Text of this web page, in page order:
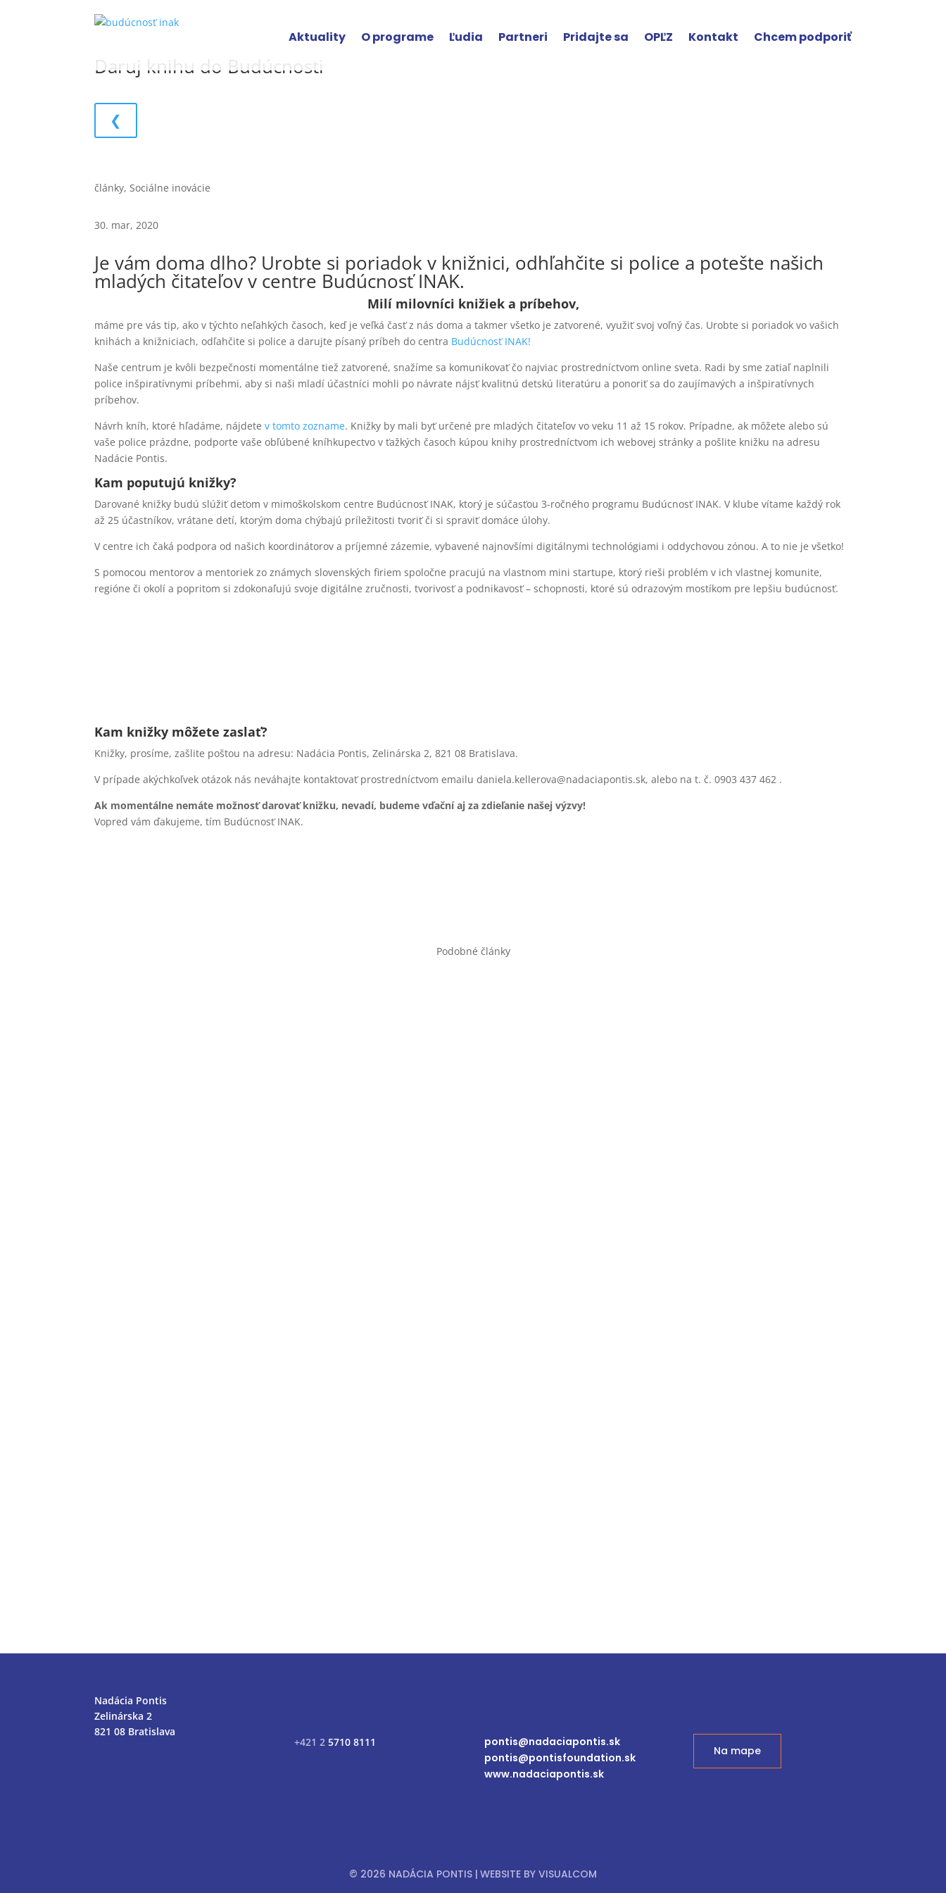
Aktuality O programe Ľudia Partneri Pridajte sa OPĽZ Kontakt Chcem podporiť
Daruj knihu do Budúcnosti
❮
články,Sociálne inovácie
30. mar, 2020
Je vám doma dlho? Urobte si poriadok v knižnici, odhľahčite si police a potešte našich
mladých čitateľov v centre Budúcnosť INAK.
Milí milovníci knižiek a príbehov,
máme pre vás tip, ako v týchto neľahkých časoch, keď je veľká časť z nás doma a takmer všetko je zatvorené, využiť svoj voľný čas. Urobte si poriadok vo vašich
knihách a knižniciach, odľahčite si police a darujte písaný príbeh do centra Budúcnosť INAK!
Naše centrum je kvôli bezpečnosti momentálne tiež zatvorené, snažíme sa komunikovať čo najviac prostredníctvom online sveta. Radi by sme zatiaľ naplnili
police inšpiratívnymi príbehmi, aby si naši mladí účastníci mohli po návrate nájsť kvalitnú detskú literatúru a ponoriť sa do zaujímavých a inšpiratívnych
príbehov.
Návrh kníh, ktoré hľadáme, nájdetev tomto zozname. Knižky by mali byť určené pre mladých čitateľov vo veku 11 až 15 rokov. Prípadne, ak môžete alebo sú
vaše police prázdne, podporte vaše obľúbené kníhkupectvo v ťažkých časoch kúpou knihy prostredníctvom ich webovej stránky a pošlite knižku na adresu
Nadácie Pontis.
Kam poputujú knižky?
Darované knižky budú slúžiť deťom v mimoškolskom centre Budúcnosť INAK, ktorý je súčasťou 3-ročného programu Budúcnosť INAK. V klube vítame každý rok
až 25 účastníkov, vrátane detí, ktorým doma chýbajú príležitosti tvoriť či si spraviť domáce úlohy.
V centre ich čaká podpora od našich koordinátorov a príjemné zázemie, vybavené najnovšími digitálnymi technológiami i oddychovou zónou. A to nie je všetko!
S pomocou mentorov a mentoriek zo známych slovenských firiem spoločne pracujú na vlastnom mini startupe, ktorý rieši problém v ich vlastnej komunite,
regióne či okolí a popritom si zdokonaľujú svoje digitálne zručnosti, tvorivosť a podnikavosť – schopnosti, ktoré sú odrazovým mostíkom pre lepšiu budúcnosť.
Kam knižky môžete zaslať?
Knižky, prosíme, zašlite poštou na adresu: Nadácia Pontis, Zelinárska 2, 821 08 Bratislava.
V prípade akýchkoľvek otázok nás neváhajte kontaktovať prostredníctvom emailu daniela.kellerova@nadaciapontis.sk, alebo na t. č. 0903 437 462 .
Ak momentálne nemáte možnosť darovať knižku, nevadí, budeme vďační aj za zdieľanie našej výzvy!
Vopred vám ďakujeme, tím Budúcnosť INAK.
Podobné články
Nadácia Pontis
Zelinárska 2
821 08 Bratislava
+421 2 5710 8111
pontis@nadaciapontis.sk
pontis@pontisfoundation.sk
www.nadaciapontis.sk
Na mape
© 2026 NADÁCIA PONTIS | WEBSITE BY VISUALCOM